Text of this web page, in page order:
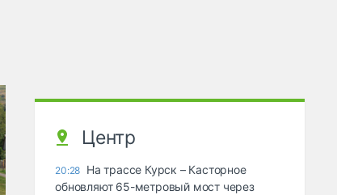
Центр
20:28 На трассе Курск – Касторное
обновляют 65-метровый мост через